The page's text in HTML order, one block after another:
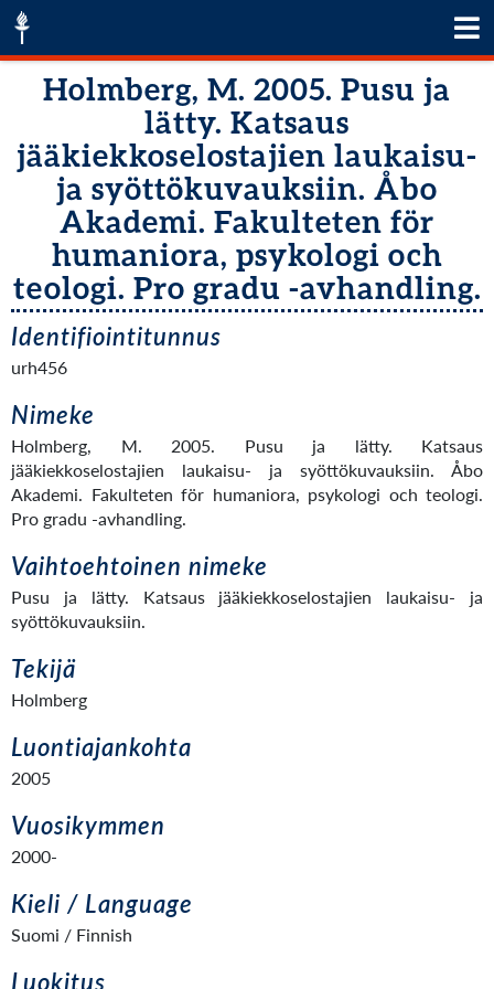
Holmberg, M. 2005. Pusu ja
lätty. Katsaus
jääkiekkoselostajien laukaisu-
ja syöttökuvauksiin. Åbo
Akademi. Fakulteten för
humaniora, psykologi och
teologi. Pro gradu -avhandling.
Identifiointitunnus
urh456
Nimeke
Holmberg, M. 2005. Pusu ja lätty. Katsaus
jääkiekkoselostajien laukaisu- ja syöttökuvauksiin. Åbo
Akademi. Fakulteten för humaniora, psykologi och teologi.
Pro gradu -avhandling.
Vaihtoehtoinen nimeke
Pusu ja lätty. Katsaus jääkiekkoselostajien laukaisu- ja
syöttökuvauksiin.
Tekijä
Holmberg
Luontiajankohta
2005
Vuosikymmen
2000-
Kieli / Language
Suomi / Finnish
Luokitus